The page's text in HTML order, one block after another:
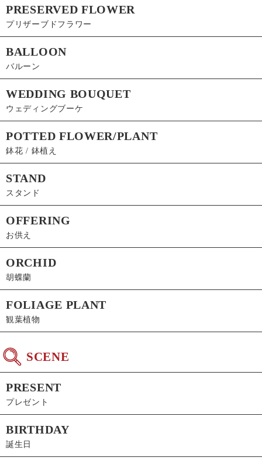
PRESERVED FLOWER
プリザーブドフラワー
BALLOON
バルーン
WEDDING BOUQUET
ウェディングブーケ
POTTED FLOWER/PLANT
鉢花 / 鉢植え
STAND
スタンド
OFFERING
お供え
ORCHID
胡蝶蘭
FOLIAGE PLANT
観葉植物
SCENE
PRESENT
プレゼント
BIRTHDAY
誕生日